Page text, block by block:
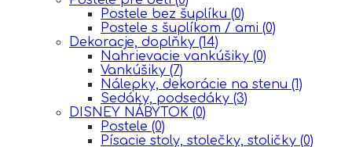
Postele bez šuplíku (0)
Postele s šuplíkom / ami (0)
Dekoracje, doplňky (14)
Nahrievacie vankúšiky (0)
Vankúšiky (7)
Nálepky, dekorácie na stenu (1)
Sedáky, podsedáky (3)
DISNEY NÁBYTOK (0)
Postele (0)
Písacie stoly, stolečky, stoličky (0)